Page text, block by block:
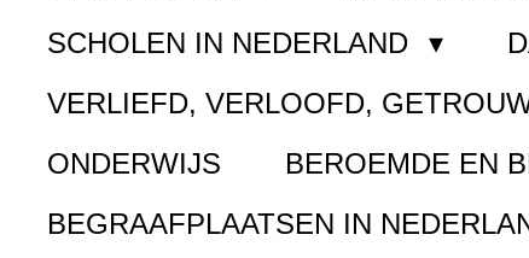
SCHOLEN IN NEDERLAND
VERLIEFD, VERLOOFD,
ONDERWIJS
BEROEMDE EN
BEGRAAFPLAATSEN IN